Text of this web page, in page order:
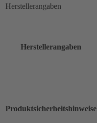
Herstellerangaben
Herstellerangaben
Produktsicherheitshinweise